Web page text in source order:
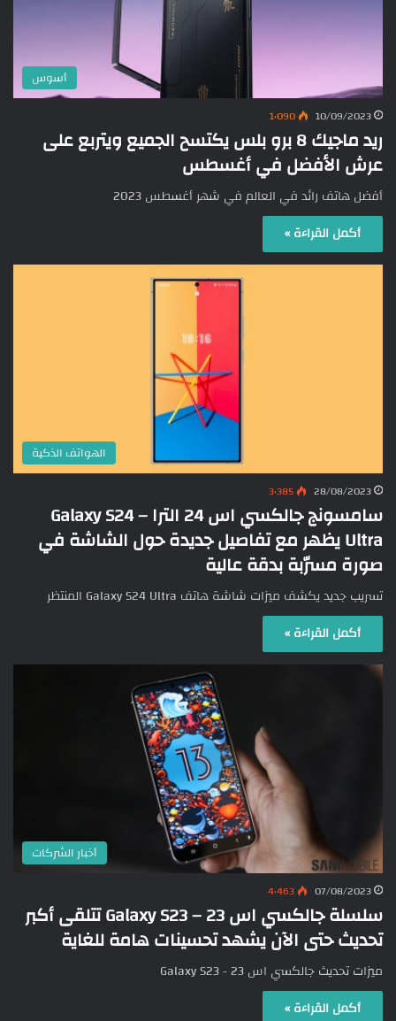
أسوس
10/09/2023 1٬090
ريد ماجيك 8 برو بلس يكتسح الجميع ويتربع على
عرش الأفضل في أغسطس
أفضل هاتف رائد في العالم في شهر أغسطس 2023
أكمل القراءة »
الهواتف الذكية
28/08/2023 3٬385
سامسونج جالكسي اس 24 الترا – Galaxy S24
Ultra يظهر مع تفاصيل جديدة حول الشاشة في
صورة مسرّبة بدقة عالية
تسريب جديد يكشف ميزات شاشة هاتف Galaxy S24 Ultra المنتظر
أكمل القراءة »
أخبار الشركات
07/08/2023 4٬463
سلسلة جالكسي اس 23 – Galaxy S23 تتلقى أكبر
تحديث حتى الآن يشهد تحسينات هامة للغاية
ميزات تحديث جالكسي اس 23 - Galaxy S23
أكمل القراءة »